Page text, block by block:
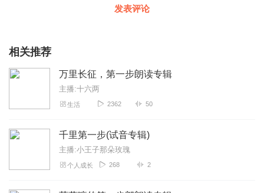
发表评论
相关推荐
万里长征，第一步朗读专辑
主播:十六两
生活 2362 50
千里第一步(试音专辑)
主播:小王子那朵玫瑰
个人成长 268 2